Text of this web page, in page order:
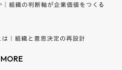
組織の判断軸が企業価値をつくる
｜組織と意思決定の再設計
MORE